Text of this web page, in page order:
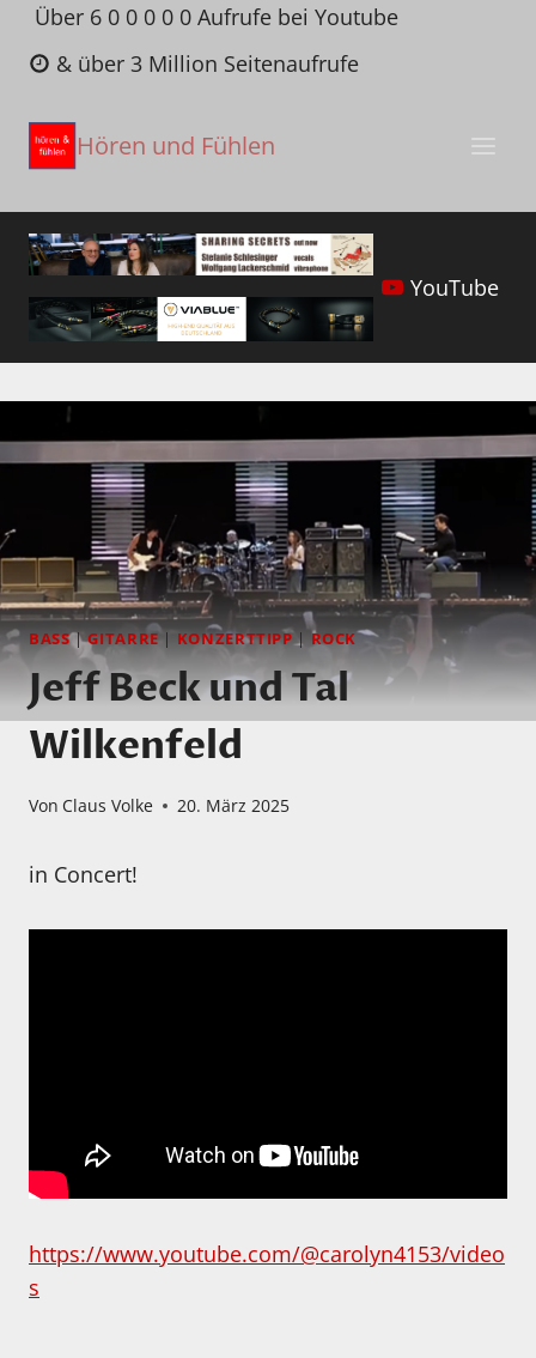
Zum
Inhalt
springen
Über 6 0 0 0 0 0 Aufrufe bei Youtube
& über 3 Million Seitenaufrufe
Hören und Fühlen
YouTube
BASS|GITARRE | KONZERTTIPP| ROCK
Jeff Beck und Tal
Wilkenfeld
Von Claus Volke 20. März 2025
in Concert!
https://www.youtube.com/@carolyn4153/video
s